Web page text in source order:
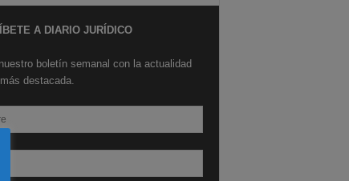
A DIARIO JURÍDICO
boletín semanal con la actualidad
destacada.